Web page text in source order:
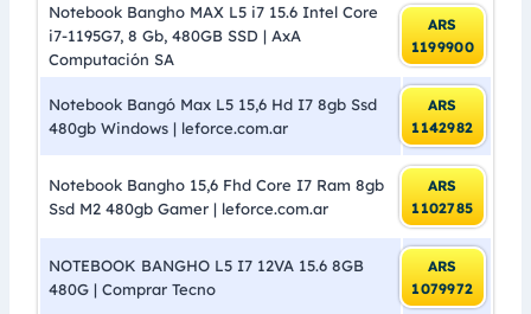
Notebook Bangho MAX L5 i7 15.6 Intel Core
i7-1195G7, 8 Gb, 480GB SSD | AxA
Computación SA
ARS
1199900
Notebook Bangó Max L5 15,6 Hd I7 8gb Ssd
480gb Windows | leforce.com.ar
ARS
1142982
Notebook Bangho 15,6 Fhd Core I7 Ram 8gb
Ssd M2 480gb Gamer | leforce.com.ar
ARS
1102785
NOTEBOOK BANGHO L5 I7 12VA 15.6 8GB
480G | Comprar Tecno
ARS
1079972